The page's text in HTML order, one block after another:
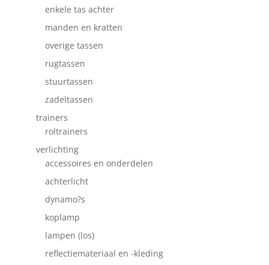
enkele tas achter
manden en kratten
overige tassen
rugtassen
stuurtassen
zadeltassen
trainers
roltrainers
verlichting
accessoires en onderdelen
achterlicht
dynamo?s
koplamp
lampen (los)
reflectiemateriaal en -kleding